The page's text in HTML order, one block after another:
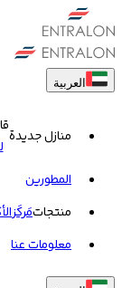
العربية
منازل جديدة
المطورين
منتجاتمَركَز
معلومات عنا